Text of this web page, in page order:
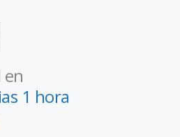
1 hora